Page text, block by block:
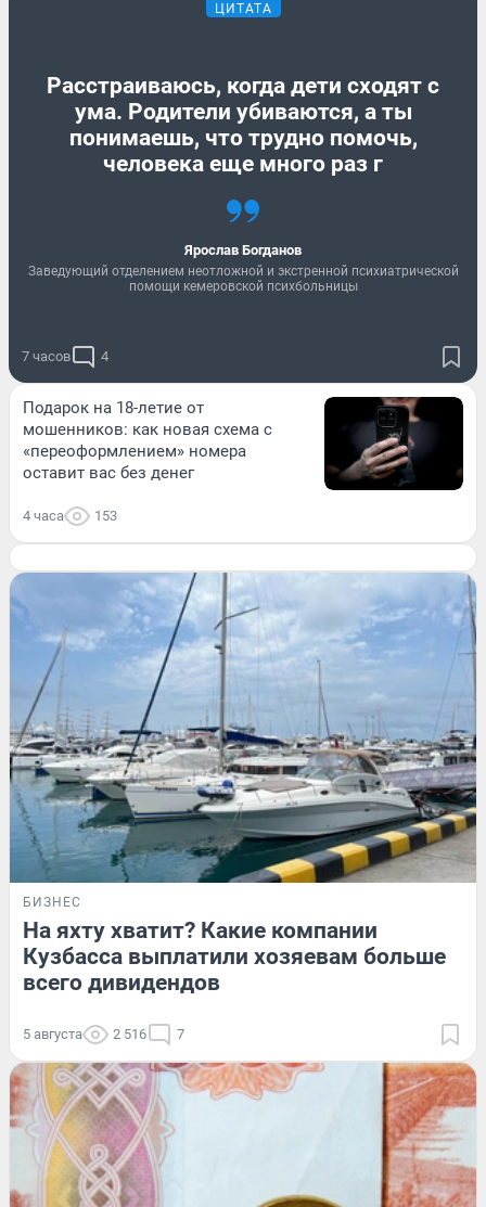
ЦИТАТА
Расстраиваюсь, когда дети сходят с
ума. Родители убиваются, а ты
понимаешь, что трудно помочь,
человека еще много раз г
Ярослав Богданов
Заведующий отделением неотложной и экстренной психиатрической
помощи кемеровской психбольницы
7 часов 4
Подарок на 18-летие от
мошенников: как новая схема с
«переоформлением» номера
оставит вас без денег
4 часа 153
БИЗНЕС
На яхту хватит? Какие компании
Кузбасса выплатили хозяевам больше
всего дивидендов
5 августа 2 516 7